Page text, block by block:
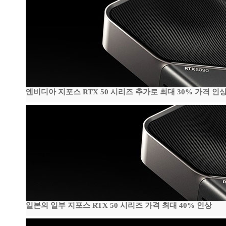
엔비디아 지포스 RTX 50 시리즈 추가로 최대 30% 가격 인
일본의 일부 지포스 RTX 50 시리즈 가격 최대 40% 인상